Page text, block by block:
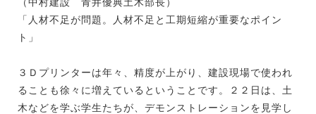
「人材不足が問題。人材不足と工期短縮が重要なポイン
ト」
３Ｄプリンターは年々、精度が上がり、建設現場で使われ
ることも徐々に増えているということです。２２日は、土
木などを学ぶ学生たちが、デモンストレーションを見学し